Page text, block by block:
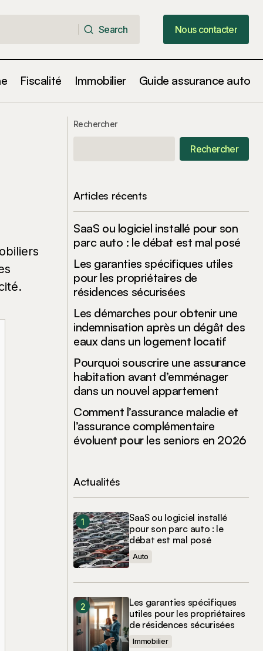
Search
Nous contacter
Nous contacter
Fiscalité Immobilier Guide assurance auto
gendarmes du monde pourrait
engendrer une fragmentation risquée
des marchés des matières premières.
Rechercher
Rechercher
Articles récents
SaaS ou logiciel installé pour son
parc auto : le débat est mal posé
Les garanties spécifiques utiles
pour les propriétaires de
résidences sécurisées
Les démarches pour obtenir une
indemnisation après un dégât des
eaux dans un logement locatif
Pourquoi souscrire une assurance
habitation avant d’emménager
dans un nouvel appartement
Comment l’assurance maladie et
l’assurance complémentaire
évoluent pour les seniors en 2026
Actualités
SaaS ou logiciel installé
pour son parc auto : le
débat est mal posé
Auto
Les garanties spécifiques
utiles pour les propriétaires
de résidences sécurisées
Immobilier